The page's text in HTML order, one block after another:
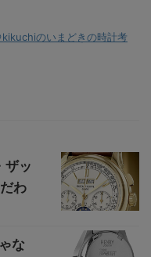
kikuchiのいまどきの時計考
ザッ
わ
な